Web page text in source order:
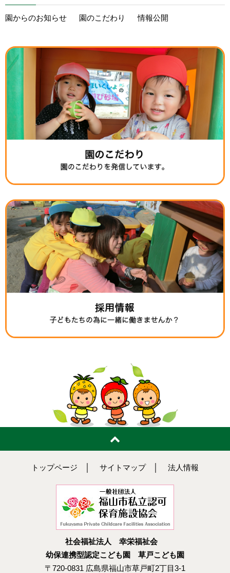
園からのお知らせ 園のこだわり 情報公開
トップページ サイトマップ│ 法人情報
社会福祉法人 幸栄福祉会
幼保連携型認定こども園 草戸こども園
〒720-0831 広島県福山市草戸町2丁目3-1